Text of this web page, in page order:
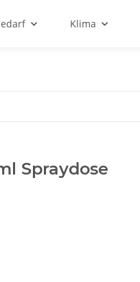
Klima
Spraydose